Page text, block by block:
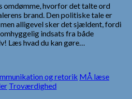
omdømme, hvorfor det talte ord
brand. Den politiske tale er
alligevel sker det sjældent, fordi
indsats fra både
Læs hvad du kan gøre…
og retorik MÅ læse
Troværdighed